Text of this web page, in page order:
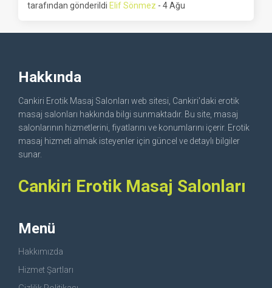
tarafından gönderildi Elif Sönmez - 4 Ağu
Hakkında
Cankiri Erotik Masaj Salonları web sitesi, Cankiri'daki erotik
masaj salonları hakkında bilgi sunmaktadır. Bu site, masaj
salonlarının hizmetlerini, fiyatlarını ve konumlarını içerir. Erotik
masaj hizmeti almak isteyenler için güncel ve detaylı bilgiler
sunar.
Cankiri Erotik Masaj Salonları
Menü
Hakkımızda
Hizmet Şartları